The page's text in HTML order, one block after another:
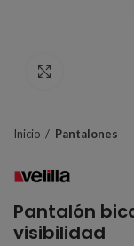
Click to
Inicio Pantalones
Pantalón
visibilidad